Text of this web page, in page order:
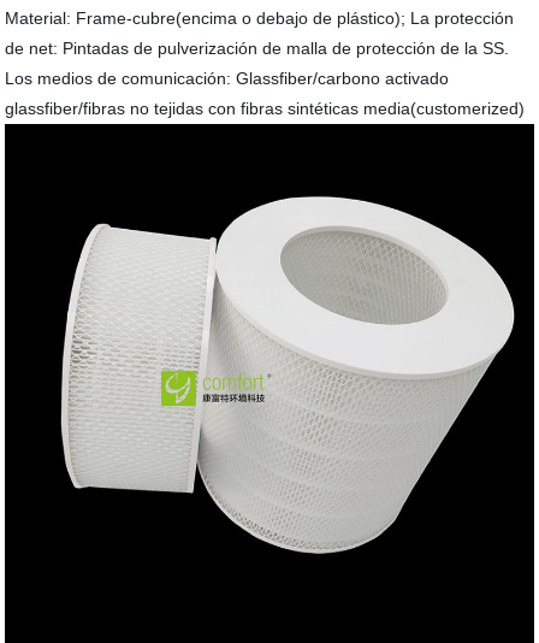
Material: Frame-cubre(encima o debajo de plástico); La protección
de net: Pintadas de pulverización de malla de protección de la SS.
Los medios de comunicación: Glassfiber/carbono activado
glassfiber/fibras no tejidas con fibras sintéticas media(customerized)